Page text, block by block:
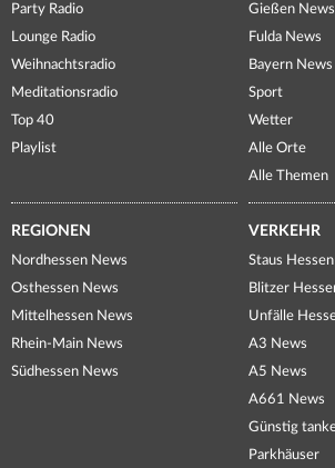
Party Radio
Lounge Radio
Weihnachtsradio
Meditationsradio
Top 40
Playlist
Gießen News
Fulda News
Bayern News
Sport
Wetter
Alle Orte
Alle Themen
REGIONEN
Nordhessen News
Osthessen News
Mittelhessen News
Rhein-Main News
Südhessen News
VERKEHR
Staus Hessen
Blitzer
Unfälle
A3 News
A5 News
A661 News
Günstig
Parkhäuser